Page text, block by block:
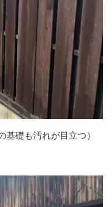
礎も汚れが目立つ）